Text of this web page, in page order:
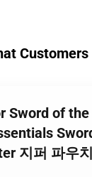
Customers
Sword of the
지퍼 파우치